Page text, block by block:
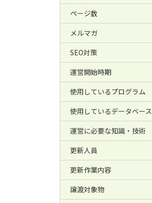
ページ数
メルマガ
SEO対策
運営開始時期
使用しているプログラム
使用しているデータベース
運営に必要な知識・技術
更新人員
更新作業内容
譲渡対象物